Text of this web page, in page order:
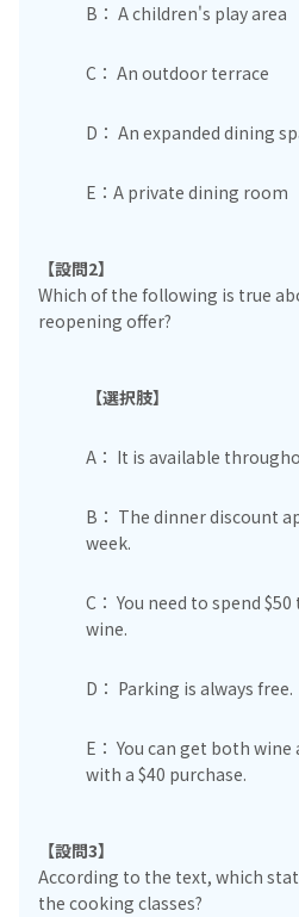
B： A children's play area
C： An outdoor terrace
D： An expanded dining
E：A private dining room
【設問2】
Which of the following is true
reopening offer?
【選択肢】
A： It is available
B： The dinner discount
week.
C： You need to spend
wine.
D： Parking is always free.
E： You can get both
with a $40 purchase.
【設問3】
According to the text, which
the cooking classes?